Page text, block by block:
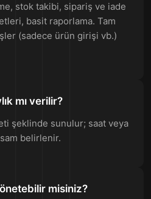
stok takibi, sipariş ve iade
basit raporlama. Tam
(sadece ürün girişi vb.)
mı verilir?
şeklinde sunulur; saat veya
belirlenir.
misiniz?